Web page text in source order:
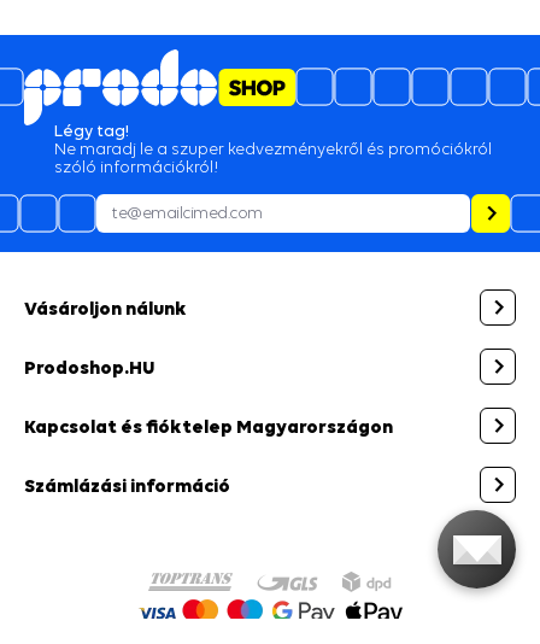
Légy tag!
Ne maradj le a szuper kedvezményekről és promóciókról
szóló információkról!
Vásároljon nálunk
Prodoshop.HU
Kapcsolat és fióktelep Magyarországon
Számlázási információ